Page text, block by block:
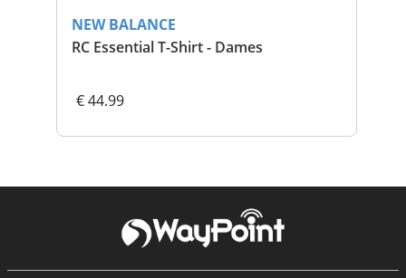
NEW BALANCE
RC Essential T-Shirt - Dames
€ 44.99